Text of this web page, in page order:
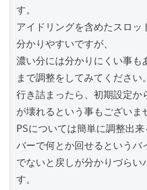
す。
アイドリングを含めたスロッ
分かりやすいですが、
濃い分には分かりにくい事も
まで調整をしてみてください。
行き詰まったら、初期設定か
が壊れるという事もございま
PSについては簡単に調整出
バーで何とか回せるというバ
でないと戻しが分かりづらい
す。